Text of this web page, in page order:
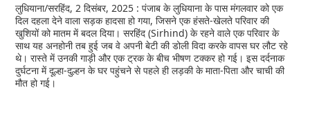
लुधियाना/सरहिंद, 2 दिसंबर, 2025 : पंजाब के लुधियाना के पास मंगलवार को एक
दिल दहला देने वाला सड़क हादसा हो गया, जिसने एक हंसते-खेलते परिवार की
खुशियों को मातम में बदल दिया। सरहिंद (Sirhind) के रहने वाले एक परिवार के
साथ यह अनहोनी तब हुई जब वे अपनी बेटी की डोली विदा करके वापस घर लौट रहे
थे। रास्ते में उनकी गाड़ी और एक ट्रक के बीच भीषण टक्कर हो गई। इस दर्दनाक
दुर्घटना में दूल्हा-दुल्हन के घर पहुंचने से पहले ही लड़की के माता-पिता और चाची की
मौत हो गई।